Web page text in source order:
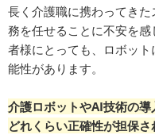
長く介護職に携わってき
務を任せることに不安を
者様にとっても、ロボッ
能性があります。
介護ロボットやAI技術の導
どれくらい正確性が担保